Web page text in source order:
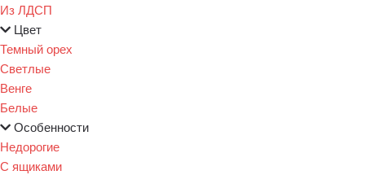
Из ЛДСП
Цвет
Темный орех
Светлые
Венге
Белые
Особенности
Недорогие
С ящиками